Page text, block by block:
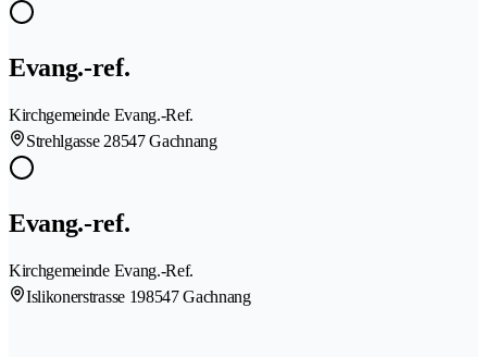
Evang.-ref.
Kirchgemeinde Evang.-Ref.
Strehlgasse 28547 Gachnang
Evang.-ref.
Kirchgemeinde Evang.-Ref.
Islikonerstrasse 198547 Gachnang